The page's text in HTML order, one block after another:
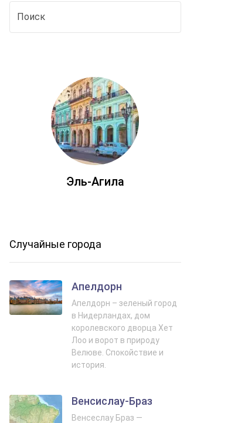
Эль‑Агила
Случайные города
Апелдорн
Апелдорн – зеленый город
в Нидерландах, дом
королевского дворца Хет
Лоо и ворот в природу
Велюве. Спокойствие и
история.
Венсислау‑Браз
Венсеслау Браз —